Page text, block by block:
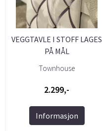
VEGGTAVLE I STOFF LAGES
PÅ MÅL
Townhouse
2.299,-
Informasjon